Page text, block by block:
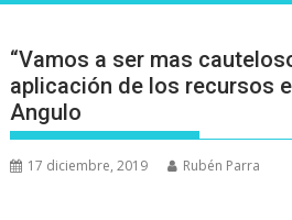
“Vamos a ser mas
aplicación de los recursos
Angulo
17 diciembre, 2019 Rubén Parra